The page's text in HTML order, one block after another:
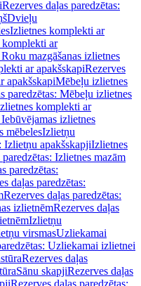
Rezerves daļas paredzētas:
Dvieļu
Izlietnes komplekti ar
komplekti ar
mazgāšanas izlietnes
ar apakšskapiRezerves
apakšskapiMēbeļu izlietnes
paredzētas: Mēbeļu izlietnes
komplekti ar
izlietnes
mēbelesIzlietņu
Izlietņu apakšskapjiIzlietnes
Izlietnes mazām
paredzētas:
daļas paredzētas:
Rezerves daļas paredzētas:
izlietnēmRezerves daļas
Izlietņu
virsmasUzliekamai
Uzliekamai izlietnei
Rezerves daļas
Sānu skapjiRezerves daļas
Rezerves daļas paredzētas: